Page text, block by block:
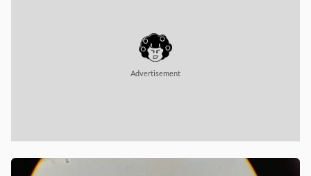
Advertisement